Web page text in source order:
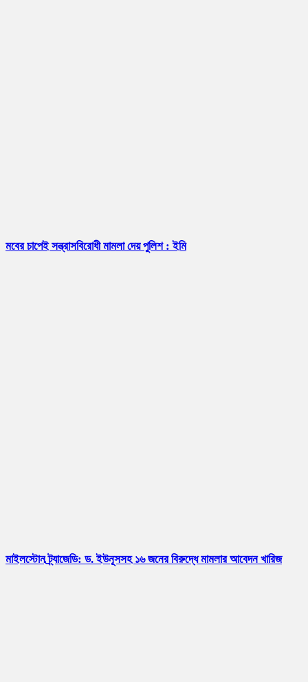
মবের চাপেই সন্ত্রাসবিরোধী মামলা দেয় পুলিশ : ইমি
মাইলস্টোন ট্র্যাজেডি: ড. ইউনূসসহ ১৬ জনের বিরুদ্ধে মামলার আবেদন খারিজ